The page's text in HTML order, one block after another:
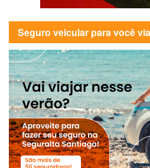
Seguro veicular para você